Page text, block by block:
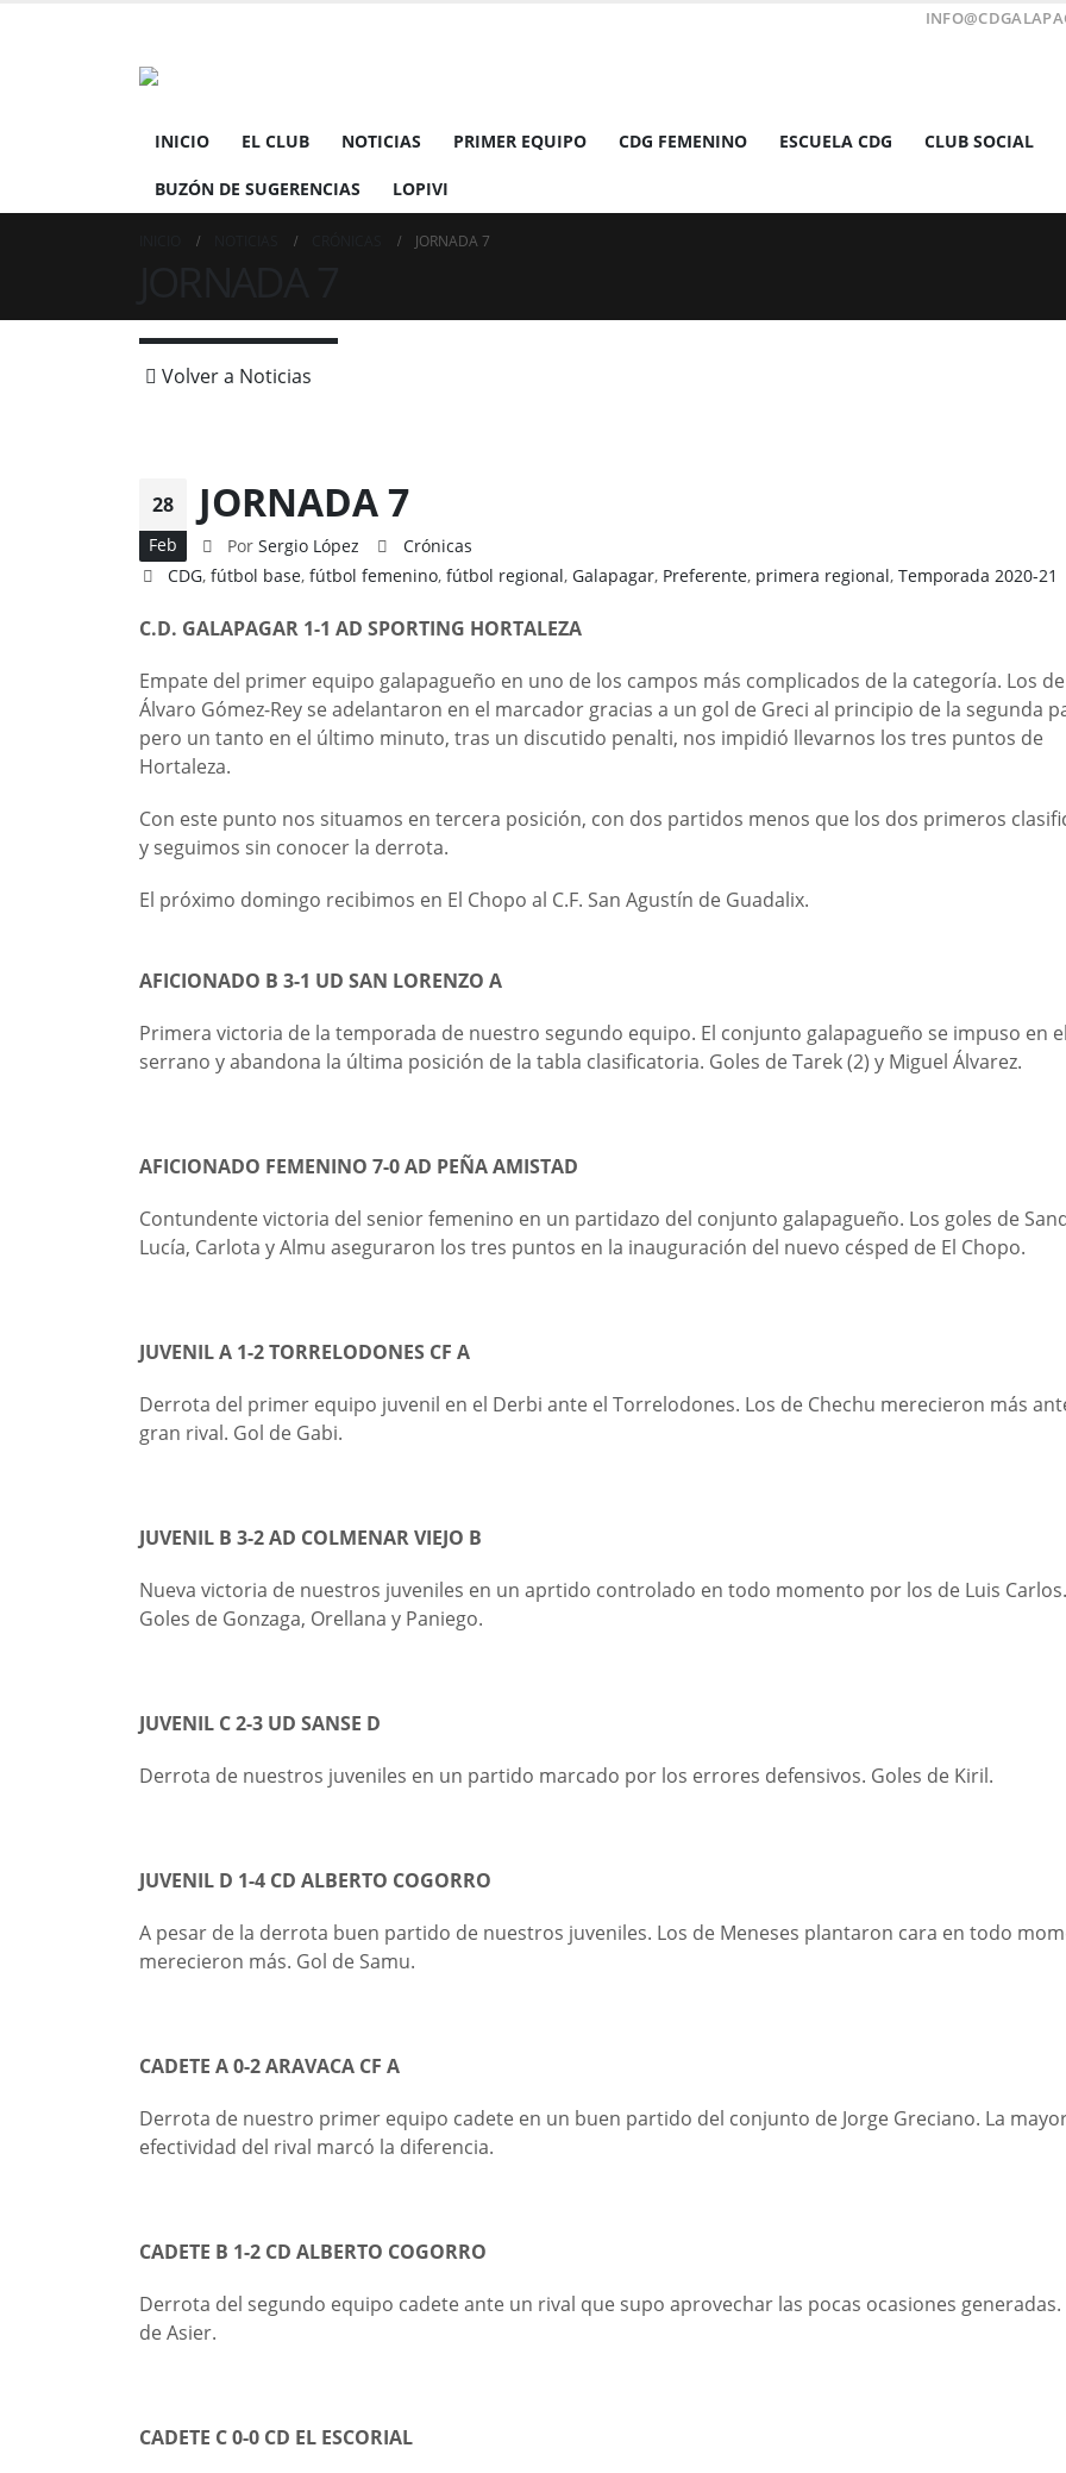
INICIO EL CLUB NOTICIAS PRIMER EQUIPO CDG FEMENINO ESCUELA CDG CLUB SOCIAL
BUZÓN DE SUGERENCIAS LOPIVI
JORNADA 7
Volver a Noticias
28
Feb
JORNADA 7
Por Sergio López
Crónicas
CDG,fútbol base,fútbol femenino,fútbol regional,Galapagar, Preferente, primera regional,Temporada 2020-21
C.D. GALAPAGAR 1-1 AD SPORTING HORTALEZA
Empate del primer equipo galapagueño en uno de los campos más complicados de la categoría. Los de
Álvaro Gómez-Rey se adelantaron en el marcador gracias a un gol de Greci al principio de la segunda
pero un tanto en el último minuto, tras un discutido penalti, nos impidió llevarnos los tres puntos de
Hortaleza.
Con este punto nos situamos en tercera posición, con dos partidos menos que los dos primeros
y seguimos sin conocer la derrota.
El próximo domingo recibimos en El Chopo al C.F. San Agustín de Guadalix.
AFICIONADO B 3-1 UD SAN LORENZO A
Primera victoria de la temporada de nuestro segundo equipo. El conjunto galapagueño se impuso en
serrano y abandona la última posición de la tabla clasificatoria. Goles de Tarek (2) y Miguel Álvarez.
AFICIONADO FEMENINO 7-0 AD PEÑA AMISTAD
Contundente victoria del senior femenino en un partidazo del conjunto galapagueño. Los goles de
Lucía, Carlota y Almu aseguraron los tres puntos en la inauguración del nuevo césped de El Chopo.
JUVENIL A 1-2 TORRELODONES CF A
Derrota del primer equipo juvenil en el Derbi ante el Torrelodones. Los de Chechu merecieron más
gran rival. Gol de Gabi.
JUVENIL B 3-2 AD COLMENAR VIEJO B
Nueva victoria de nuestros juveniles en un aprtido controlado en todo momento por los de Luis Carlos.
Goles de Gonzaga, Orellana y Paniego.
JUVENIL C 2-3 UD SANSE D
Derrota de nuestros juveniles en un partido marcado por los errores defensivos. Goles de Kiril.
JUVENIL D 1-4 CD ALBERTO COGORRO
A pesar de la derrota buen partido de nuestros juveniles. Los de Meneses plantaron cara en todo
merecieron más. Gol de Samu.
CADETE A 0-2 ARAVACA CF A
Derrota de nuestro primer equipo cadete en un buen partido del conjunto de Jorge Greciano. La
efectividad del rival marcó la diferencia.
CADETE B 1-2 CD ALBERTO COGORRO
Derrota del segundo equipo cadete ante un rival que supo aprovechar las pocas ocasiones generadas.
de Asier.
CADETE C 0-0 CD EL ESCORIAL